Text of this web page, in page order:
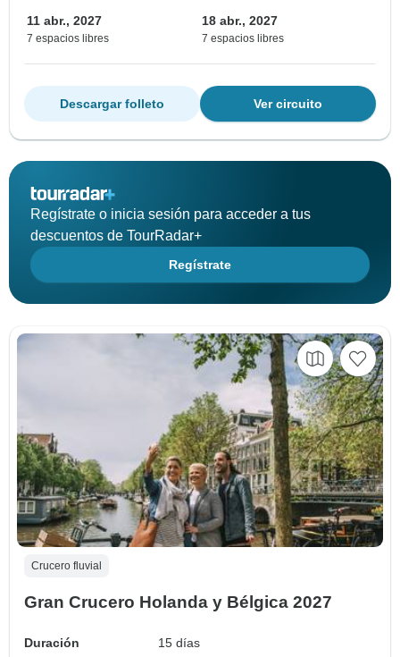
11 abr., 2027
7 espacios libres
18 abr., 2027
7 espacios libres
Ver circuito
Descargar folleto
Regístrate o inicia sesión para acceder a tus
descuentos de TourRadar+
Regístrate
Crucero fluvial
Gran Crucero Holanda y Bélgica 2027
Duración
15 días